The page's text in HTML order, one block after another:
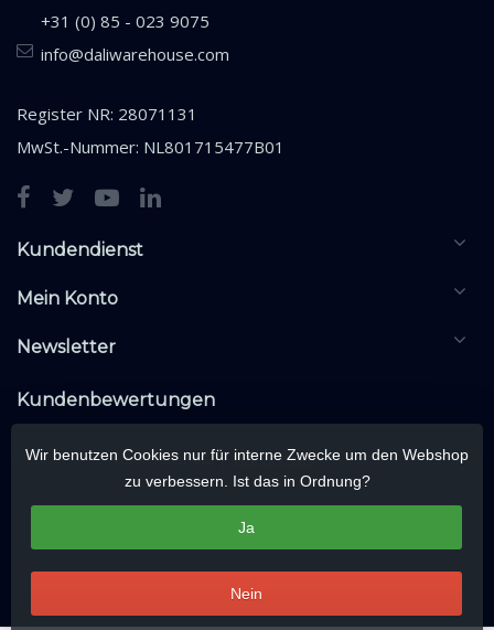
+31 (0) 85 - 023 9075
info@daliwarehouse.com
Register NR: 28071131
MwSt.-Nummer: NL801715477B01
Kundendienst
Mein Konto
Newsletter
Kundenbewertungen
Wir benutzen Cookies nur für interne Zwecke um den Webshop
zu verbessern. Ist das in Ordnung?
Ja
Nein